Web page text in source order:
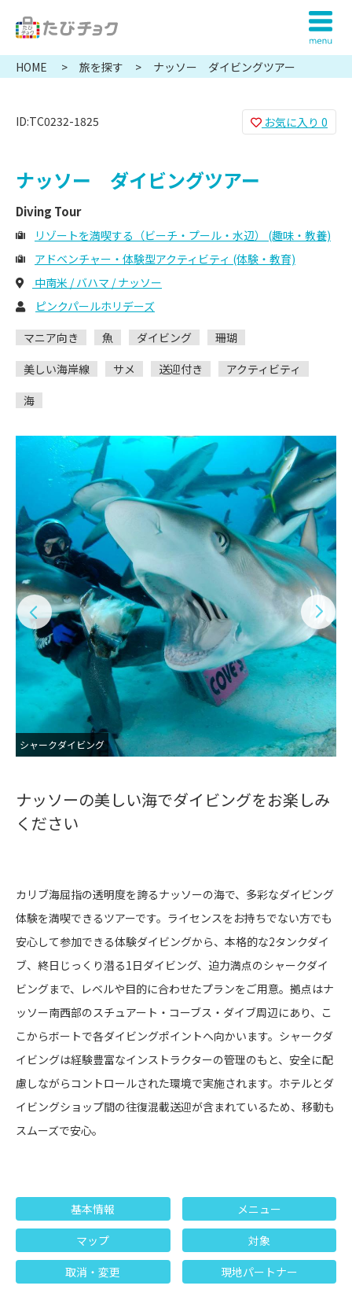
HOME 旅を探す ナッソー ダイビングツアー
ID:TC0232-1825 お気に入り 0
ナッソー ダイビングツアー
Diving Tour
リゾートを満喫する（ビーチ・プール・水辺） (趣味・教養)
アドベンチャー・体験型アクティビティ (体験・教育)
中南米 / バハマ / ナッソー
ピンクパールホリデーズ
マニア向き
魚 ダイビング
珊瑚
美しい海岸線
サメ 送迎付き
アクティビティ
海
シャークダイビング
ナッソーの美しい海でダイビングをお楽しみ
ください
カリブ海屈指の透明度を誇るナッソーの海で、多彩なダイビング
体験を満喫できるツアーです。ライセンスをお持ちでない方でも
安心して参加できる体験ダイビングから、本格的な2タンクダイ
ブ、終日じっくり潜る1日ダイビング、迫力満点のシャークダイ
ビングまで、レベルや目的に合わせたプランをご用意。拠点はナ
ッソー南西部のスチュアート・コーブス・ダイブ周辺にあり、こ
こからボートで各ダイビングポイントへ向かいます。シャークダ
イビングは経験豊富なインストラクターの管理のもと、安全に配
慮しながらコントロールされた環境で実施されます。ホテルとダ
イビングショップ間の往復混載送迎が含まれているため、移動も
スムーズで安心。
基本情報
メニュー
マップ
対象
取消・変更
現地パートナー